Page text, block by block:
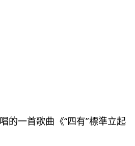
一首歌曲《“四有”標準立起